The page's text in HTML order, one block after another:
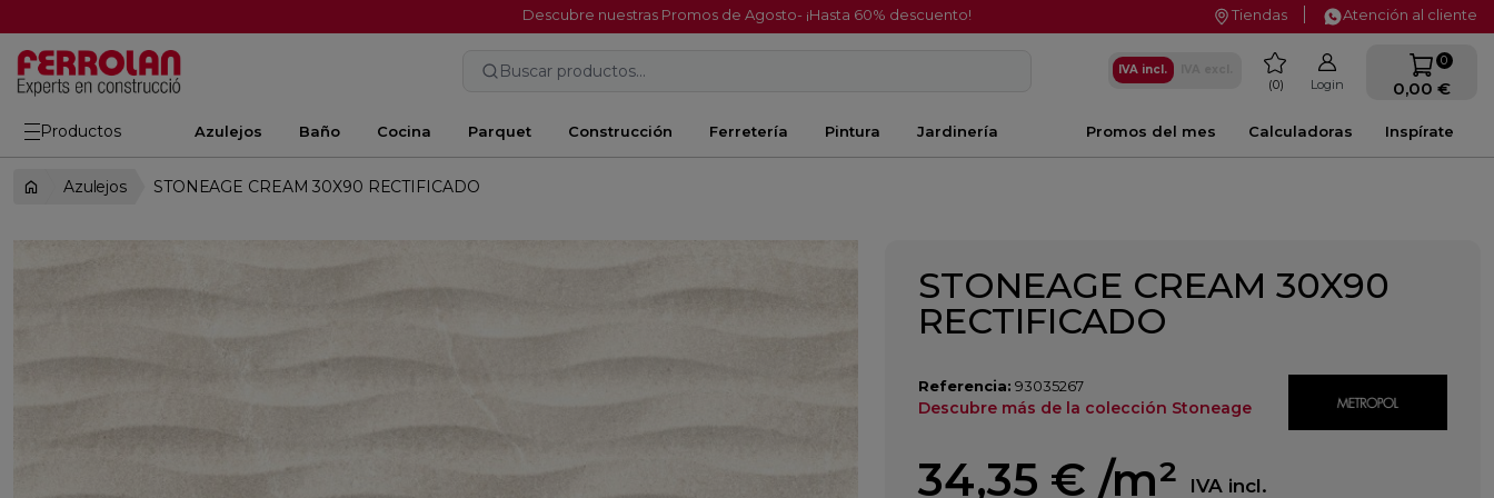
Descubre nuestras Promos de Agosto- ¡Hasta 60% descuento! Tiendas Atención al cliente
Buscar productos... IVA incl. favorite
0 Login
0
0,00 €
Productos Azulejos Baño Cocina Parquet Construcción Ferretería Pintura Jardinería Inspírate
Calculadoras
Promos del mes
Azulejos STONEAGE CREAM 30X90 RECTIFICADO
STONEAGE CREAM 30X90
RECTIFICADO
Referencia: 93035267
Descubre más de la colección Stoneage
34,35 € /m² IVA incl.